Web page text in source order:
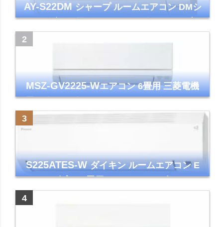
AY-S22DMシャープ ルームエアコン DMシ
リーズ 主に6畳 ホワイト 2024年モデル プラ
MSZ-GV2225-Wエアコン 6畳用 三菱電機
霧ヶ峰 2025年モデル GVシリーズ ピュアホ
ワイト 清潔 除湿 単相100V
S225ATES-Wダイキン ルームエアコン E
シリーズ 主に6畳用 ホワイト 2025年モデル